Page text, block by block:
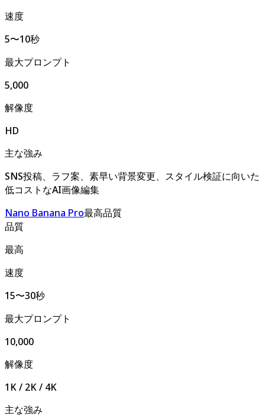
速度
5〜10秒
最大プロンプト
5,000
解像度
HD
主な強み
SNS投稿、ラフ案、素早い背景変更、スタイル検証に向いた
低コストなAI画像編集
Nano Banana Pro最高品質
品質
最高
速度
15〜30秒
最大プロンプト
10,000
解像度
1K / 2K / 4K
主な強み